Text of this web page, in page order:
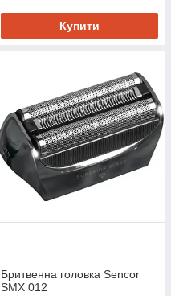
Купити
Бритвенна головка Sencor
SMX 012